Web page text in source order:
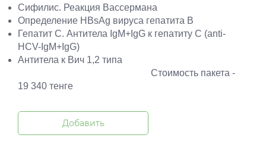
Сифилис. Реакция Вассермана
Определение HBsAg вируса гепатита B
Гепатит С. Антитела IgM+IgG к гепатиту С (anti-
HCV-IgM+IgG)
Антитела к Вич 1,2 типа
Стоимость пакета -
19 340 тенге
Добавить